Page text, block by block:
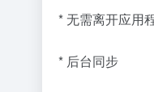
* 无需离开应用
* 后台同步